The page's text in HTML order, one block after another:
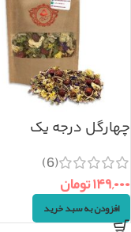
چهارگل درجه یک
(6)
۱۴۹,۰۰۰تومان
افزودن به سبد خرید